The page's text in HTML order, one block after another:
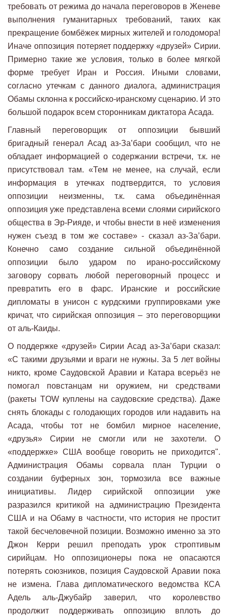
требовать от режима до начала переговоров в Женеве
выполнения гуманитарных требований, таких как
прекращение бомбёжек мирных жителей и голодомора!
Иначе оппозиция потеряет поддержку «друзей» Сирии.
Примерно такие же условия, только в более мягкой
форме требует Иран и Россия. Иными словами,
согласно утечкам с данного диалога, администрация
Обамы склонна к российско-иранскому сценарию. И это
большой подарок всем сторонникам диктатора Асада.
Главный переговорщик от оппозиции бывший
бригадный генерал Асад аз-За’бари сообщил, что не
обладает информацией о содержании встречи, т.к. не
присутствовал там. «Тем не менее, на случай, если
информация в утечках подтвердится, то условия
оппозиции неизменны, т.к. сама объединённая
оппозиция уже представлена всеми слоями сирийского
общества в Эр-Рияде, и чтобы внести в неё изменения
нужен съезд в том же составе» - сказал аз-За’бари.
Конечно само создание сильной объединённой
оппозиции было ударом по ирано-российскому
заговору сорвать любой переговорный процесс и
превратить его в фарс. Иранские и российские
дипломаты в унисон с курдскими группировками уже
кричат, что сирийская оппозиция – это переговорщики
от аль-Каиды.
О поддержке «друзей» Сирии Асад аз-За’бари сказал:
«С такими друзьями и враги не нужны. За 5 лет войны
никто, кроме Саудовской Аравии и Катара всерьёз не
помогал повстанцам ни оружием, ни средствами
(ракеты TOW куплены на саудовские средства). Даже
снять блокады с голодающих городов или надавить на
Асада, чтобы тот не бомбил мирное население,
«друзья» Сирии не смогли или не захотели. О
«поддержке» США вообще говорить не приходится".
Администрация Обамы сорвала план Турции о
создании буферных зон, тормозила все важные
инициативы. Лидер сирийской оппозиции уже
разразился критикой на администрацию Президента
США и на Обаму в частности, что история не простит
такой бесчеловечной позиции. Возможно именно за это
Джон Керри решил преподать урок строптивым
сирийцам. Но оппозиционеры пока не опасаются
потерять союзников, позиция Саудовской Аравии пока
не измена. Глава дипломатического ведомства КСА
Адель аль-Джубайр заверил, что королевство
продолжит поддерживать оппозицию вплоть до